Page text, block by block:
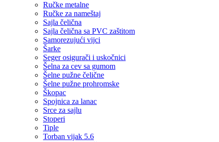
Ručke metalne
Ručke za nameštaj
Sajla čelična
Sajla čelična sa PVC zaštitom
Samorezujući vijci
Šarke
Seger osigurači i uskočnici
Šelna za cev sa gumom
Šelne pužne čelične
Šelne pužne prohromske
Škopac
Spojnica za lanac
Srce za sajlu
Stoperi
Tiple
Torban vijak 5.6